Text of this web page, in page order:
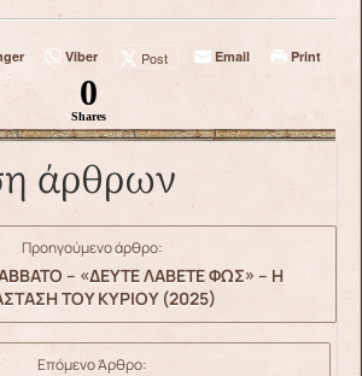
Viber Post Email Print
0
Shares
άρθρων
Προηγούμενο άρθρο:
– «ΔΕΥΤΕ ΛΑΒΕΤΕ ΦΩΣ» – Η
ΤΟΥ ΚΥΡΙΟΥ (2025)
Επόμενο Άρθρο: